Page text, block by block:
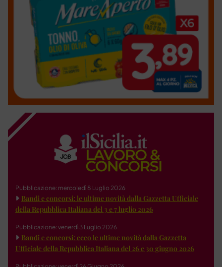
Pubblicazione: mercoledì 8 Luglio 2026
Bandi e concorsi: le ultime novità dalla Gazzetta Ufficiale
della Repubblica Italiana del 3 e 7 luglio 2026
Pubblicazione: venerdì 3 Luglio 2026
Bandi e concorsi: ecco le ultime novità dalla Gazzetta
Ufficiale della Repubblica Italiana del 26 e 30 giugno 2026